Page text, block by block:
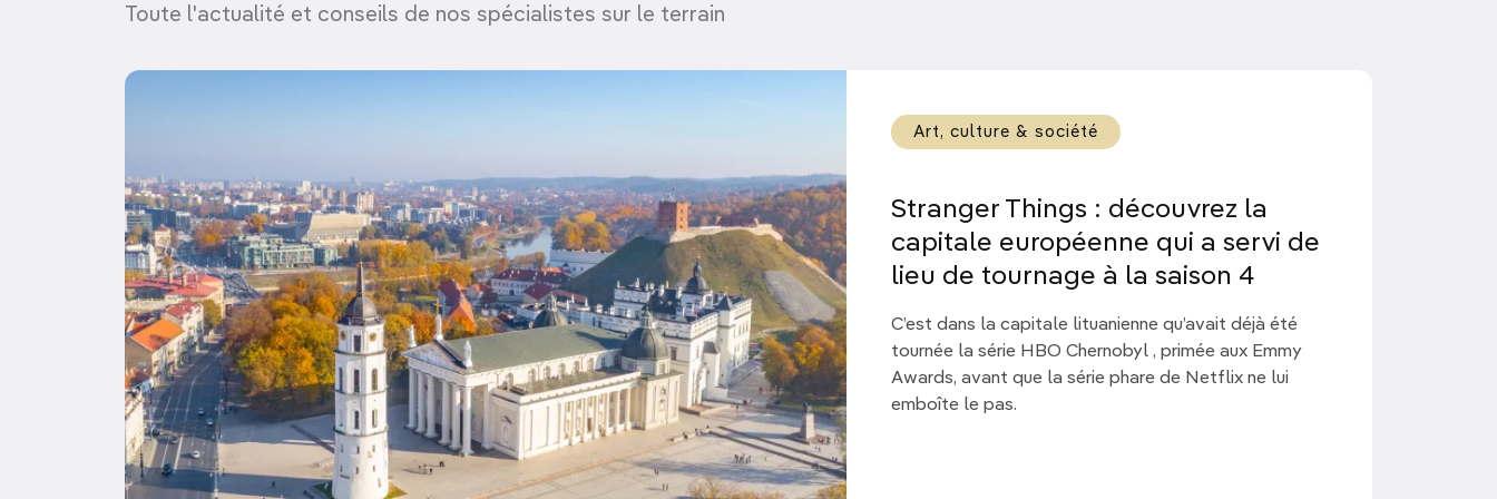
Toute l'actualité et conseils de nos spécialistes sur le terrain
Art, culture & société
Stranger Things : découvrez la
capitale européenne qui a servi de
lieu de tournage à la saison 4
C’est dans la capitale lituanienne qu’avait déjà été
tournée la série HBO Chernobyl , primée aux Emmy
Awards, avant que la série phare de Netflix ne lui
emboîte le pas.